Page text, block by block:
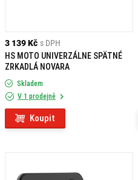
3 139 Kč s DPH
HS MOTO UNIVERZÁLNE SPÄTNÉ
ZRKADLÁ NOVARA
Skladem
V 1 prodejně
Koupit